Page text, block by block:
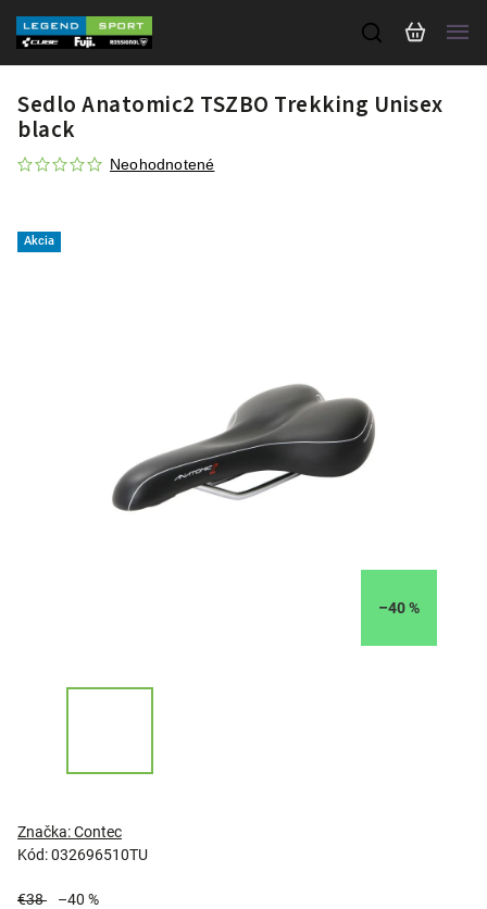
Sedlo Anatomic2 TSZBO Trekking Unisex
black
Neohodnotené
Akcia
–40 %
Kód:032696510TU
Značka:Contec
€38 –40 %